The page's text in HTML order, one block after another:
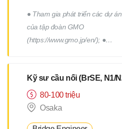
● Tham gia phát triển các dự án
của tập đoàn GMO
(https://www.gmo.jp/en/); ●
cùng với đội phát triển thuộc
phòng R&D của tập đoàn; ●
Phối hợp với các thành viên
80-100 triệu
Osaka